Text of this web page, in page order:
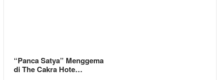
“Panca Satya” Menggema
di The Cakra Hote…